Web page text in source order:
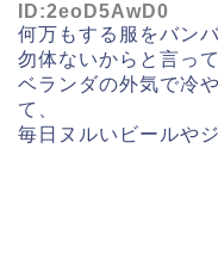
ID:2eoD5AwD0
何万もする服をバン
勿体ないからと言っ
ベランダの外気で冷
て、
毎日ヌルいビールや